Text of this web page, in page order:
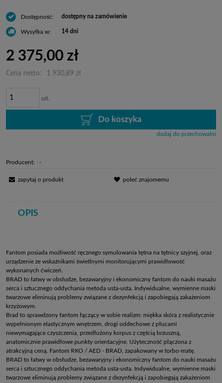
Dostępność: dostępny na zamówienie
Wysyłka w: 14 dni
2 375,00 zł
Cena netto: 1 930,89 zł
szt.
Do koszyka
dodaj do przechowalni
Producent: -
zapytaj o produkt poleć znajomemu
OPIS
Fantom posiada możliwość ręcznego symulowania tętna na tętnicy szyjnej, oraz
urządzenie ze wskaźnikami świetlnymi monitorującymi prawidłowość
wykonanych ćwiczeń.
BRAD to łatwy w obsłudze, bezawaryjny i ekonomiczny fantom do nauki masażu
serca i sztucznego oddychania metoda usta-usta. Indywidualne, wymienne maski
twarzowe eliminują problemy związane z dezynfekcją i zapobiegają zakażeniom
krzyżowym.
Brad to sprawdzony fantom łączący w sobie realizm: miękka skóra z realistycznie
wypełnionym elastycznym wnętrzem, drogi oddechowe z płucami
niewymagające czyszczenia, przedłużony korpus z częścią brzuszną,
anatomicznie prawidłowe punkty orientacyjne. Użyteczność płączona z
atrakcyjną ceną. Fantom RKO / AED - BRAD, zapakowany w torbo-matę.
BRAD to łatwy w obsłudze, bezawaryjny i ekonomiczny fantom do nauki masażu
serca i sztucznego oddychania metoda usta-usta. Indywidualne, wymienne maski
twarzowe eliminują problemy związane z dezynfekcją i zapobiegają zakażeniom